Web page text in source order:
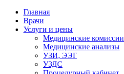
Главная
Врачи
Услуги и цены
Медицинские комиссии
Медицинские анализы
УЗИ, ЭЭГ
УЗДС